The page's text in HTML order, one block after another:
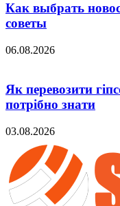
Как выбрать
советы
06.08.2026
Як перевозити
потрібно знати
03.08.2026